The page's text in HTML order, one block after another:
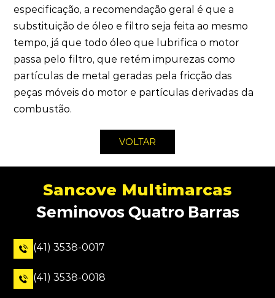
especificação, a recomendação geral é que a
substituição de óleo e filtro seja feita ao mesmo
tempo, já que todo óleo que lubrifica o motor
passa pelo filtro, que retém impurezas como
partículas de metal geradas pela fricção das
peças móveis do motor e partículas derivadas da
combustão.
VOLTAR
Sancove Multimarcas
Seminovos Quatro Barras
(41) 3538-0017
(41) 3538-0018